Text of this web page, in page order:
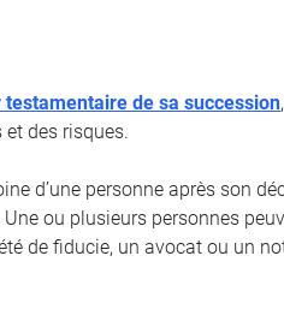
testamentaire de sa succession
des risques.
d’une personne après son
ou plusieurs personnes
de fiducie, un avocat ou un